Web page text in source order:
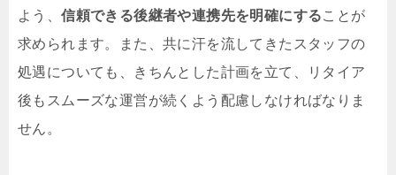
よう、信頼できる後継者や連携先を明確にすることが
求められます。また、共に汗を流してきたスタッフの
処遇についても、きちんとした計画を立て、リタイア
後もスムーズな運営が続くよう配慮しなければなりま
せん。